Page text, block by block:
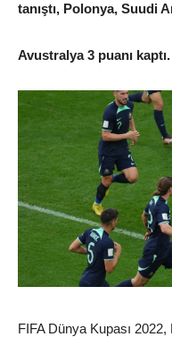
tanıştı, Polonya, Suudi
Avustralya 3 puanı kaptı.
FIFA Dünya Kupası